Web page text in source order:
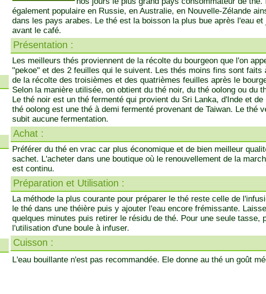
également populaire en Russie, en Australie, en Nouvelle-Zélande
dans les pays arabes. Le thé est la boisson la plus bue après l'eau et
avant le café.
Présentation :
Les meilleurs thés proviennent de la récolte du bourgeon que l'on
"pekoe" et des 2 feuilles qui le suivent. Les thés moins fins sont faits
de la récolte des troisièmes et des quatrièmes feuilles après le
Selon la manière utilisée, on obtient du thé noir, du thé oolong ou du
Le thé noir est un thé fermenté qui provient du Sri Lanka, d'Inde et de
thé oolong est une thé à demi fermenté provenant de Taiwan. Le thé
subit aucune fermentation.
Achat :
Préférer du thé en vrac car plus économique et de bien meilleur
sachet. L'acheter dans une boutique où le renouvellement de la
est continu.
Préparation et Utilisation :
La méthode la plus courante pour préparer le thé reste celle de
le thé dans une théière puis y ajouter l'eau encore frémissante.
quelques minutes puis retirer le résidu de thé. Pour une seule tasse,
l'utilisation d'une boule à infuser.
Cuisson :
L'eau bouillante n'est pas recommandée. Ele donne au thé un goût